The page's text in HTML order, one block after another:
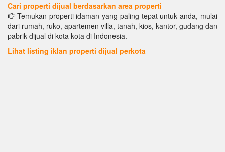
Cari properti dijual berdasarkan area properti
Temukan properti idaman yang paling tepat untuk anda, mulai
dari rumah, ruko, apartemen villa, tanah, kios, kantor, gudang dan
pabrik dijual di kota kota di Indonesia.
Lihat listing iklan properti dijual perkota